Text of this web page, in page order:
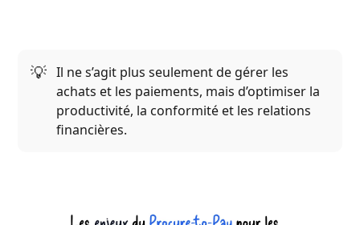
💡 Il ne s’agit plus seulement de gérer les
achats et les paiements, mais d’optimiser la
productivité, la conformité et les relations
financières.